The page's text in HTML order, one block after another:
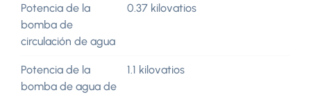
Potencia de la
bomba de
circulación de agua
0.37 kilovatios
Potencia de la
bomba de agua de
1.1 kilovatios